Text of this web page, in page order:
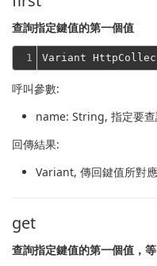
查詢指定鍵值的第一個值
1 Variant
呼叫參數:
name: String, 指定要
回傳結果:
Variant, 傳回鍵值所對
get
查詢指定鍵值的第一個值，